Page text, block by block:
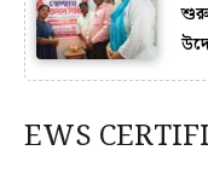
শুরু
EWS